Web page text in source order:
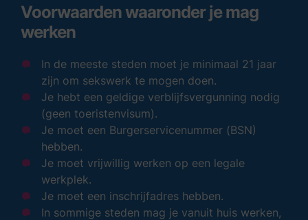
Voorwaarden waaronder je mag
werken
In de meeste steden moet je minimaal 21 jaar
zijn om sekswerk te mogen doen.
Je hebt een geldige verblijfsvergunning nodig
(geen toeristenvisum).
Je moet een Burgerservicenummer (BSN)
hebben.
Je moet vrijwillig werken op een legale
werkplek.
Je moet een inschrijfadres hebben.
In sommige steden mag je vanuit huis werken,